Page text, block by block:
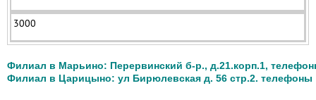
3000
Филиал в Марьино: Перервинский б-р., д.21.корп.1,
Филиал в Царицыно: ул Бирюлевская д. 56 стр.2. телефоны